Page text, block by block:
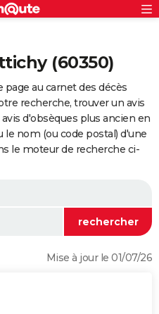
(60350)
au carnet des décès
recherche, trouver un avis
d'obsèques plus ancien en
nom (ou code postal) d'une
le moteur de recherche ci-
Mise à jour le 01/07/26